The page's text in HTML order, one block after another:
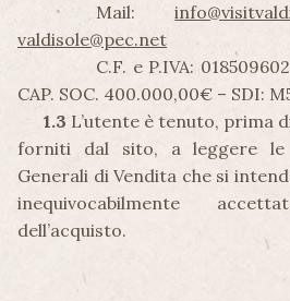
Mail:
valdisole@pec.net
C.F. e P.IVA:
CAP. SOC. 400.000,00€ – SDI:
1.3 L’utente è tenuto, prima
forniti dal sito, a leggere le
Generali di Vendita che si
inequivocabilmente
dell’acquisto.